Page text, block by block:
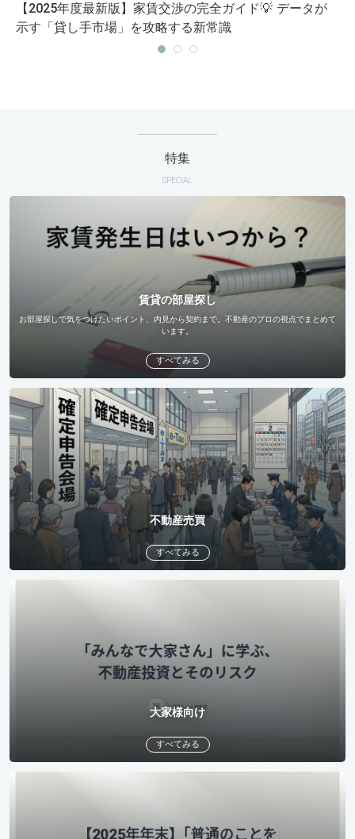
【2025年度最新版】家賃交渉の完全ガイド💡 データが
示す「貸し手市場」を攻略する新常識
特集
SPECIAL
賃貸の部屋探し
お部屋探しで気をつけたいポイント、内見から契約まで。不動産のプロの視点でまとめて
います。
すべてみる
不動産売買
すべてみる
大家様向け
すべてみる